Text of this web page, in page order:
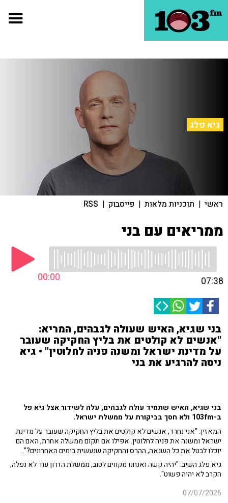
גיא פלג
ראשי | תוכניות מלאות | פייסבוק |
RSS
ממריאים עם בני
00:00 07:38
בני שגיא, האיש שעולה לגבהים, המריא:
"אנשים לא קולטים את בליץ החקיקה שעובר
על מדינת ישראל ומשנה פניה לחלוטין" • גיא
ניסה להרגיע את בני
בני שגיא, האיש שתמיד עולה לגבהים, עלה לשידור אצל גיא פל
ב-103fm ולא חסך בביקורת על ממשלת ישראל.
המאזין: "אני נחרד, אנשים לא קולטים את בליץ החקיקה שעובר על מדינת
ישראל ומשנה את פניה לחלוטין. אפילו אם תקום ממשלה אחרת, האם הם
יוכלו לבטל את כל השנאה, ההרס והחקיקה שנעשית בימים האחרונים?".
גיא פלג השיב: "יהיה קשה ואנחנו מקווים לטוב, ממשלת הזדון עוד לא נפלה,
הקרב לא יהיה פשוט".
07/07/2026